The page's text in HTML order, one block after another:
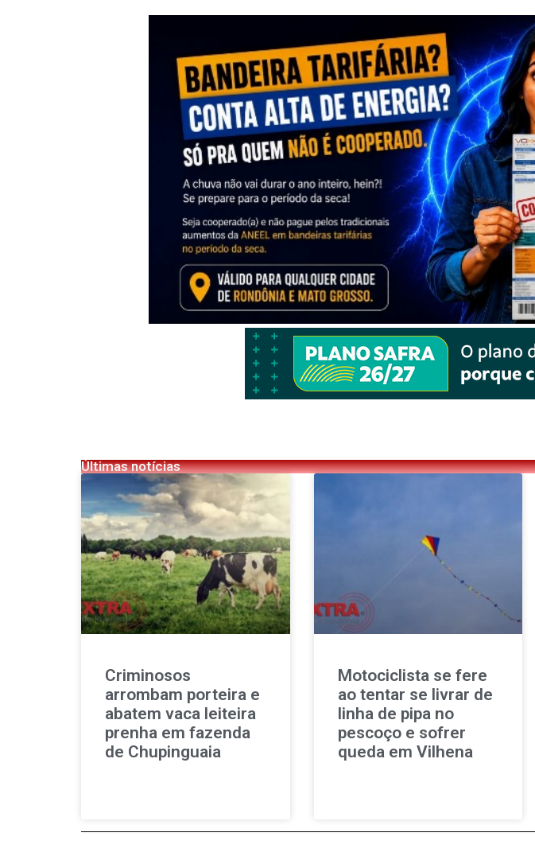
Últimas notícias
Criminosos
arrombam porteira e
abatem vaca leiteira
prenha em fazenda
de Chupinguaia
Motociclista se fere
ao tentar se livrar de
linha de pipa no
pescoço e sofrer
queda em Vilhena